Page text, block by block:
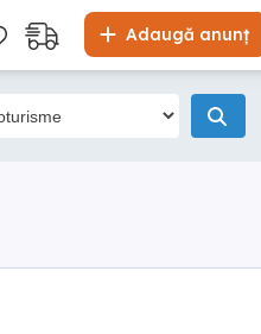
Adaugă anunț